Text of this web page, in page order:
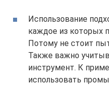
Использование
каждое из которых
Потому не стоит
Также важно
инструмент. К
использовать